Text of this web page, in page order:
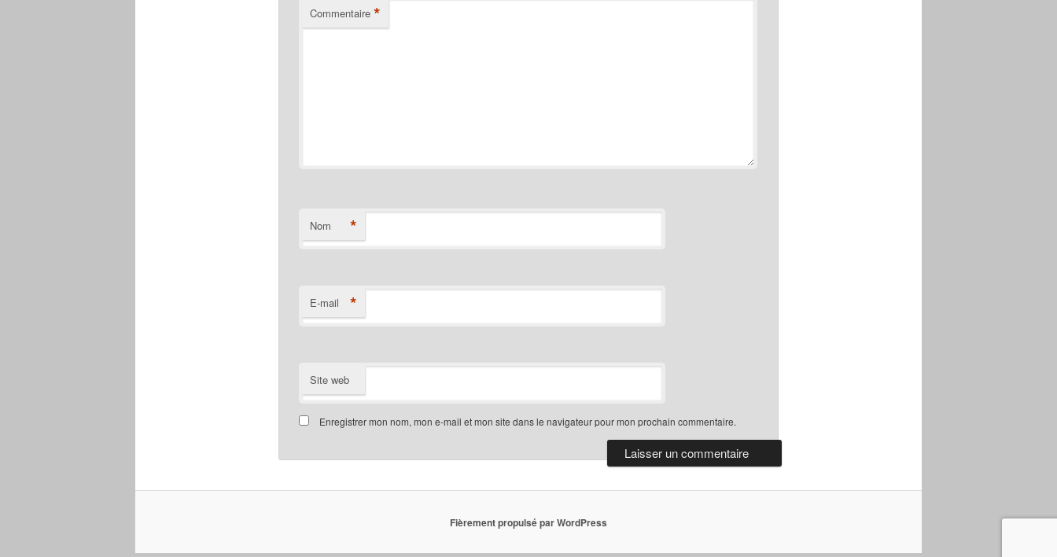
Commentaire *
Nom *
E-mail *
Site web
Enregistrer mon nom, mon e-mail et mon site dans le navigateur pour mon prochain commentaire.
Fièrement propulsé par WordPress